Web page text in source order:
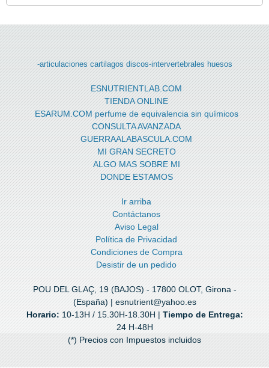
-articulaciones cartilagos discos-intervertebrales huesos
ESNUTRIENTLAB.COM
TIENDA ONLINE
ESARUM.COM perfume de equivalencia sin químicos
CONSULTA AVANZADA
GUERRAALABASCULA.COM
MI GRAN SECRETO
ALGO MAS SOBRE MI
DONDE ESTAMOS
Ir arriba
Contáctanos
Aviso Legal
Política de Privacidad
Condiciones de Compra
Desistir de un pedido
POU DEL GLAÇ, 19 (BAJOS) - 17800 OLOT, Girona -
(España) | esnutrient@yahoo.es
Horario: 10-13H / 15.30H-18.30H | Tiempo de Entrega:
24 H-48H
(*) Precios con Impuestos incluidos